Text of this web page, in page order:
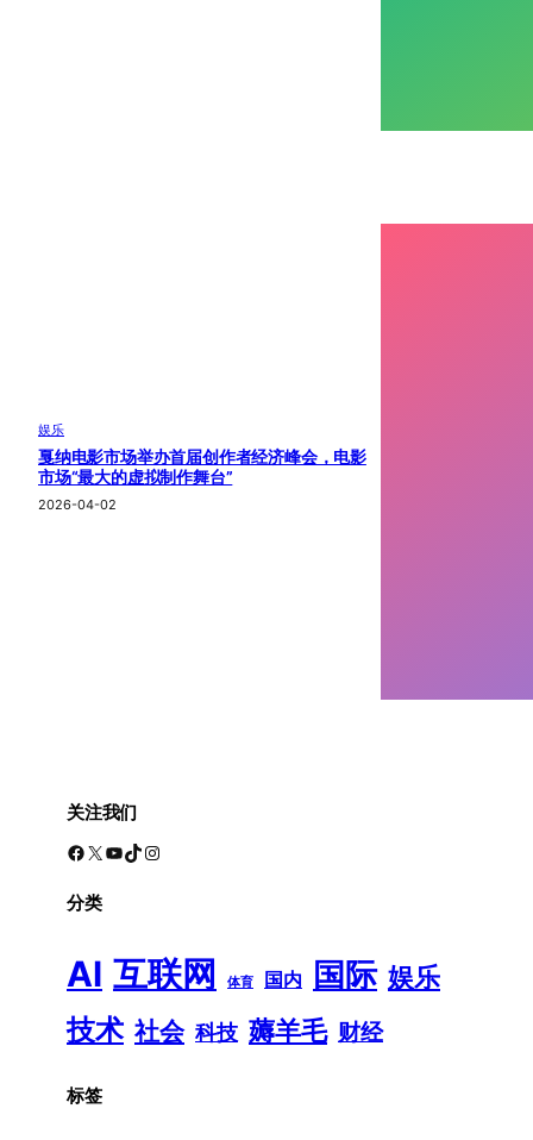
娱乐
戛纳电影市场举办首届创作者经济峰会，电影
市场“最大的虚拟制作舞台”
2026-04-02
关注我们
Facebook X YouTube TikTok Instagram
分类
AI 互联网 体育 国内 国际 娱乐
技术 社会 科技 薅羊毛 财经
标签